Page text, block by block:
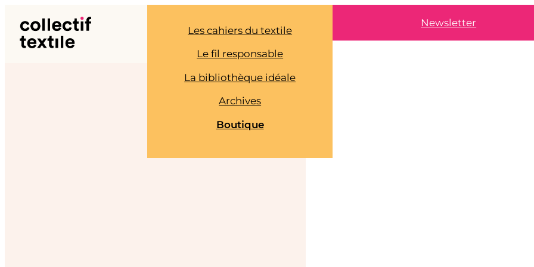
contenu
Les cahiers du textile
Le fil responsable
La bibliothèque idéale
Archives
Boutique
Newsletter